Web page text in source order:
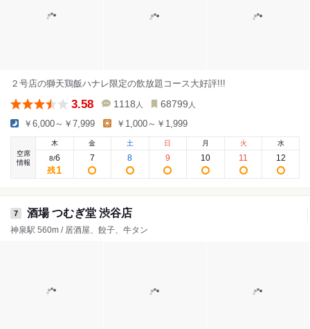
２号店の獅天鶏飯ハナレ限定の飲放題コース大好評!!!
3.58 1118 人 68799 人
￥6,000～￥7,999 ￥1,000～￥1,999
空席
情報
木
8/6
残1
金
7
土
8
日
9
月
10
火
11
水
12
7 酒場 つむぎ堂 渋谷店
神泉駅 560m / 居酒屋、餃子、牛タン